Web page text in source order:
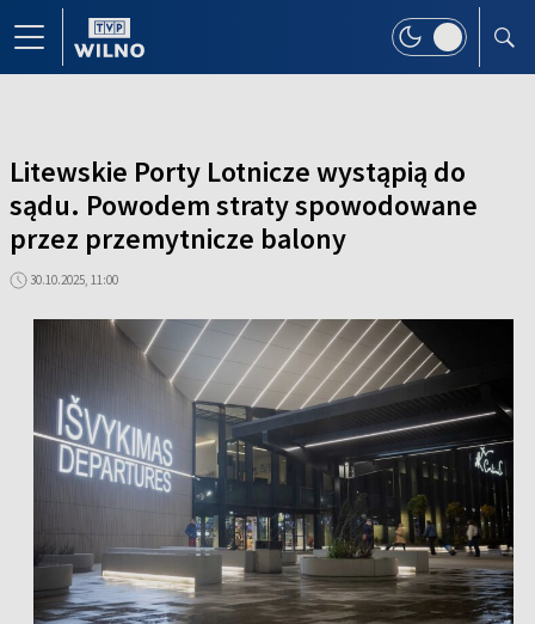
Litewskie Porty Lotnicze wystąpią do
sądu. Powodem straty spowodowane
przez przemytnicze balony
30.10.2025, 11:00